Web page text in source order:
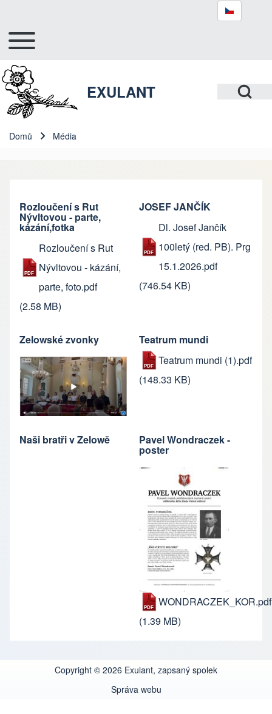
Close search
Hlavní navigace
Toggle main menu
Open Search
EXULANT
Domů Média
Rozloučení s Rut
Nývltovou - parte,
kázání,fotka
Rozloučení s Rut
Nývltovou - kázání,
parte, foto.pdf
(2.58 MB)
JOSEF JANČÍK
Dl. Josef Jančík
100letý (red. PB). Prg
15.1.2026.pdf
(746.54 KB)
Zelowské zvonky
Teatrum mundi
Teatrum mundi (1).pdf
(148.33 KB)
Naši bratři v Zelowě Pavel Wondraczek -
poster
WONDRACZEK_KOR.pdf
(1.39 MB)
Copyright © 2026 Exulant, zapsaný spolek
Správa webu